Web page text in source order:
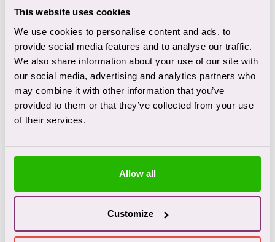
This website uses cookies
We use cookies to personalise content and ads, to
provide social media features and to analyse our traffic.
We also share information about your use of our site with
our social media, advertising and analytics partners who
may combine it with other information that you’ve
provided to them or that they’ve collected from your use
of their services.
Allow all
Customize
In Nederland is het sinds 2002 voor artsen mogelijk
voldaan. Dit betekent dat de arts:
de overtuiging heeft dat er sprake is van een
vrijwillig en weloverwogen verzoek van de
patiënt;
de overtuiging heeft dat er sprake is van
de patiënt heeft voorgelicht over zijn of haar
er voor de situatie geen redelijke andere
bij psychiatrische problematiek vóór inschakeling